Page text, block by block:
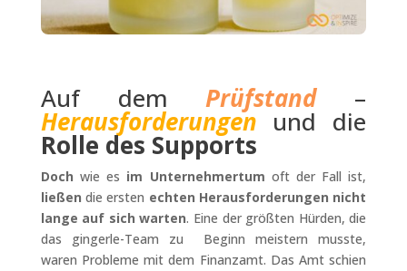
Auf demPrüfstand–
Herausforderungen und die
Rolle des Supports
Doch wie es im Unternehmertum oft der Fall ist,
ließen die ersten echten Herausforderungen nicht
lange auf sich warten. Eine der größten Hürden, die
das gingerle-Team zu Beginn meistern musste,
waren Probleme mit dem Finanzamt. Das Amt schien